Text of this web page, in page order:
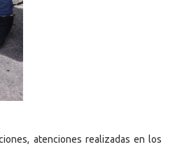
atenciones realizadas en los